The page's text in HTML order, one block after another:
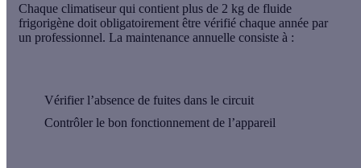
Chaque climatiseur qui contient plus de 2 kg de fluide
frigorigène doit obligatoirement être vérifié chaque année par
un professionnel. La maintenance annuelle consiste à :
Vérifier l’absence de fuites dans le circuit
Contrôler le bon fonctionnement de l’appareil